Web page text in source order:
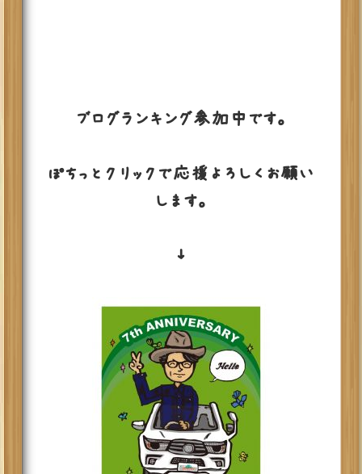
ブログランキング参加中です。
ぽちっとクリックで応援よろしくお願い
します。
↓